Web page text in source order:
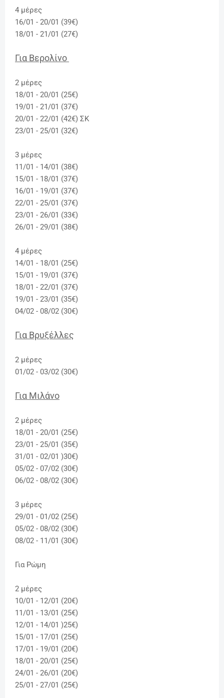
4 μέρες
16/01 - 20/01 (39€)
18/01 - 21/01 (27€)
Για Βερολίνο
2 μέρες
18/01 - 20/01 (25€)
19/01 - 21/01 (37€)
20/01 - 22/01 (42€) ΣΚ
23/01 - 25/01 (32€)
3 μέρες
11/01 - 14/01 (38€)
15/01 - 18/01 (37€)
16/01 - 19/01 (37€)
22/01 - 25/01 (37€)
23/01 - 26/01 (33€)
26/01 - 29/01 (38€)
4 μέρες
14/01 - 18/01 (25€)
15/01 - 19/01 (37€)
18/01 - 22/01 (37€)
19/01 - 23/01 (35€)
04/02 - 08/02 (30€)
Για Βρυξέλλες
2 μέρες
01/02 - 03/02 (30€)
Για Μιλάνο
2 μέρες
18/01 - 20/01 (25€)
23/01 - 25/01 (35€)
31/01 - 02/01 )30€)
05/02 - 07/02 (30€)
06/02 - 08/02 (30€)
3 μέρες
29/01 - 01/02 (25€)
05/02 - 08/02 (30€)
08/02 - 11/01 (30€)
Για Ρώμη
2 μέρες
10/01 - 12/01 (20€)
11/01 - 13/01 (25€)
12/01 - 14/01 )25€)
15/01 - 17/01 (25€)
17/01 - 19/01 (20€)
18/01 - 20/01 (25€)
24/01 - 26/01 (20€)
25/01 - 27/01 (25€)